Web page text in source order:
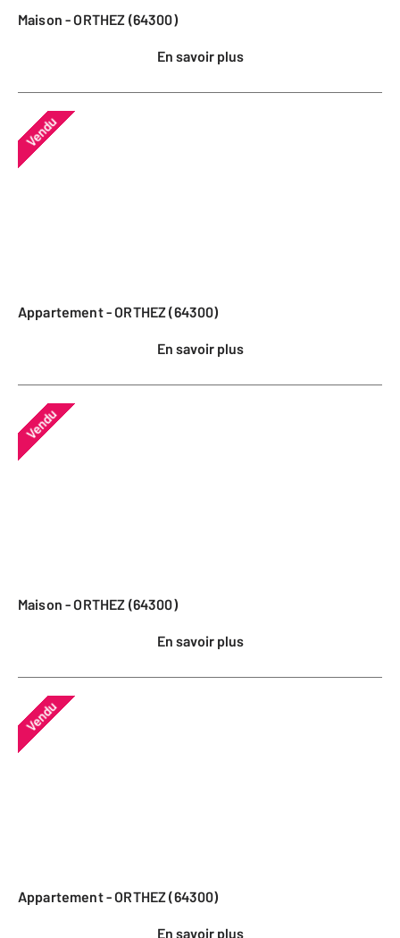
Maison - ORTHEZ (64300)
En savoir plus
Vendu
Appartement - ORTHEZ (64300)
En savoir plus
Vendu
Maison - ORTHEZ (64300)
En savoir plus
Vendu
Appartement - ORTHEZ (64300)
En savoir plus